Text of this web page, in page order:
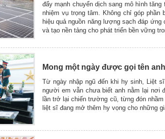
đẩy mạnh chuyển dịch sang mô hình
nhiệm vụ trọng tâm. Không chỉ góp
hiệu quả nguồn năng lượng sạch đáp
và tạo nền tảng cho phát triển bền vững
Mong một ngày được gọi tên
Từ ngày nhập ngũ đến khi hy sinh, Liệt
người em vẫn chưa biết anh nằm lại nơi
lần trở lại chiến trường cũ, từng đón
liệt sĩ đang mở thêm hy vọng cho những